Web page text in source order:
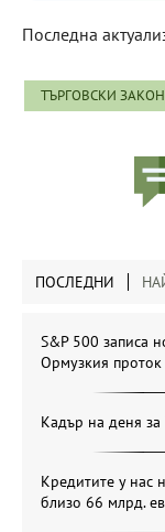
Последна
ТЪРГОВСКИ ЗАКОН
ПОСЛЕДНИ
S&P 500 записа
Ормузкия проток
Кадър на деня за
Кредитите у нас
близо 66 млрд.